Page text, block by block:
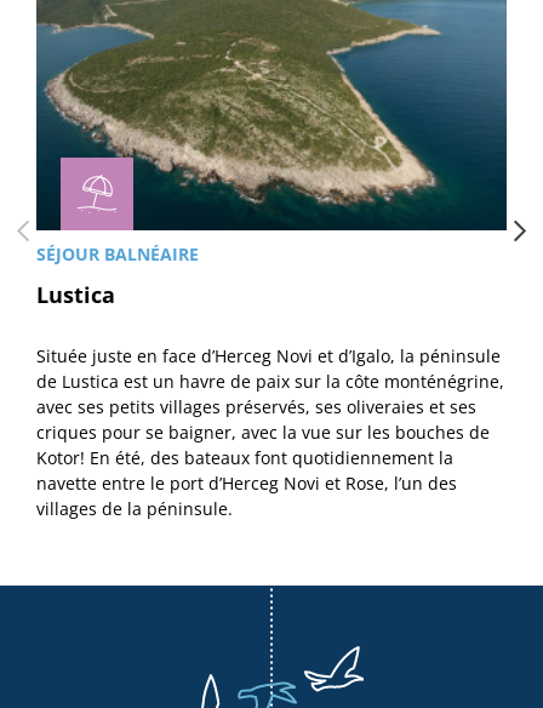
SÉJOUR BALNÉAIRE
Lustica
Située juste en face d’Herceg Novi et d’Igalo, la péninsule
de Lustica est un havre de paix sur la côte monténégrine,
avec ses petits villages préservés, ses oliveraies et ses
criques pour se baigner, avec la vue sur les bouches de
Kotor! En été, des bateaux font quotidiennement la
navette entre le port d’Herceg Novi et Rose, l’un des
villages de la péninsule.